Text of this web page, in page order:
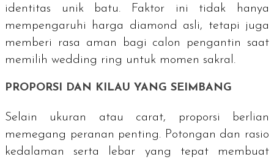
identitas unik batu. Faktor ini tidak hanya
mempengaruhi harga diamond asli, tetapi juga
memberi rasa aman bagi calon pengantin saat
memilih wedding ring untuk momen sakral.
PROPORSI DAN KILAU YANG SEIMBANG
Selain ukuran atau carat, proporsi berlian
memegang peranan penting. Potongan dan rasio
kedalaman serta lebar yang tepat membuat